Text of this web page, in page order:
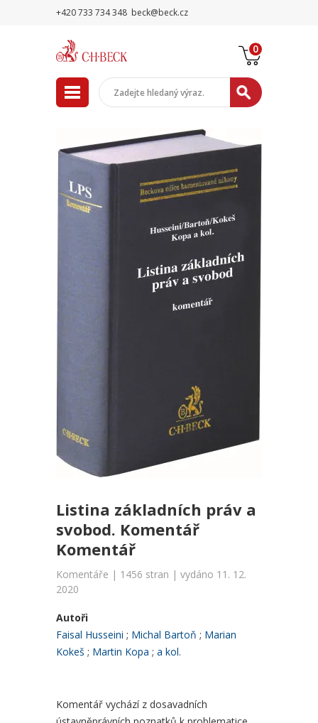
+420 733 734 348 beck@beck.cz
0
Listina základních práv a
svobod. Komentář
Komentář
Komentáře | 1456 stran | vydáno 11. 12.
2020
Autoři
Faisal Husseini
Michal Bartoň
Marian
Kokeš
Martin Kopa a kol.
Komentář vychází z dosavadních